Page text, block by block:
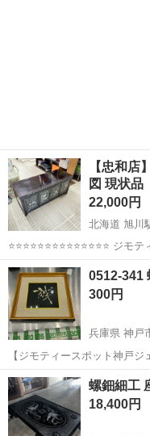
【忠和店
図 現状品
22,000円
北海道 旭川
⭐⭐⭐⭐⭐⭐⭐⭐⭐⭐⭐⭐⭐⭐ ジモティ内で家具・家電など多数販売中です
⭐⭐⭐⭐⭐⭐⭐⭐⭐⭐⭐⭐⭐⭐ 【商品説明】 サイズ(約)幅100ｃｍ 奥行36ｃｍ
高41ｃｍ 中古品の為、キ
北海道 旭川市
0512-341
300円
兵庫県 神戸
【ジモティースポット神戸ジェームス山店】
携して、まだ使えるもののリユー
兵庫 神戸市 スポーツ
螺鈿細工
18,400円